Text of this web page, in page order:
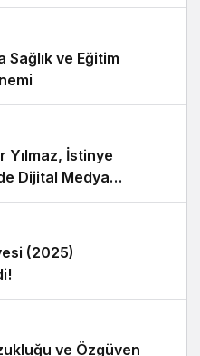
Sağlık ve Eğitim
Yılmaz, İstinye
Dijital Medya
Konuğu Oldu
(2025)
ve Özgüven